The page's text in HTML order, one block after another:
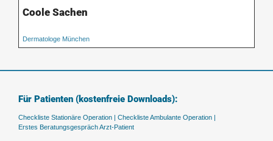
Coole Sachen
Dermatologe München
Für Patienten (kostenfreie Downloads):
Checkliste Stationäre Operation | Checkliste Ambulante Operation |
Erstes Beratungsgespräch Arzt-Patient